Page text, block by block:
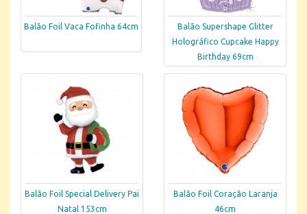
Balão Foil Vaca Fofinha 64cm
Balão Supershape Glitter
Holográfico Cupcake Happy
Birthday 69cm
Balão Foil Special Delivery Pai
Natal 153cm
Balão Foil Coração Laranja
46cm